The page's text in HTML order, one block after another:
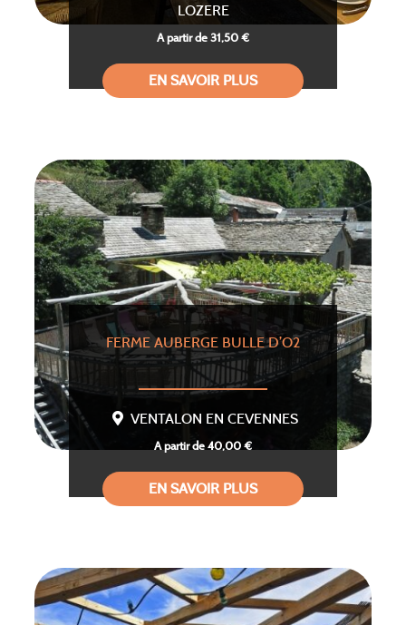
LOZERE
A partir de 31,50 €
EN SAVOIR PLUS
FERME AUBERGE BULLE D’O2
VENTALON EN CEVENNES
A partir de 40,00 €
EN SAVOIR PLUS